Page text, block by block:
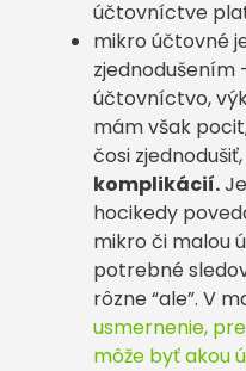
účtovníctve
mikro účtovné
zjednodušením
účtovníctvo,
mám však
čosi
komplikácií.
hocikedy
mikro či malou
potrebné
rôzne “ale”. V
usmernenie,
môže byť akou